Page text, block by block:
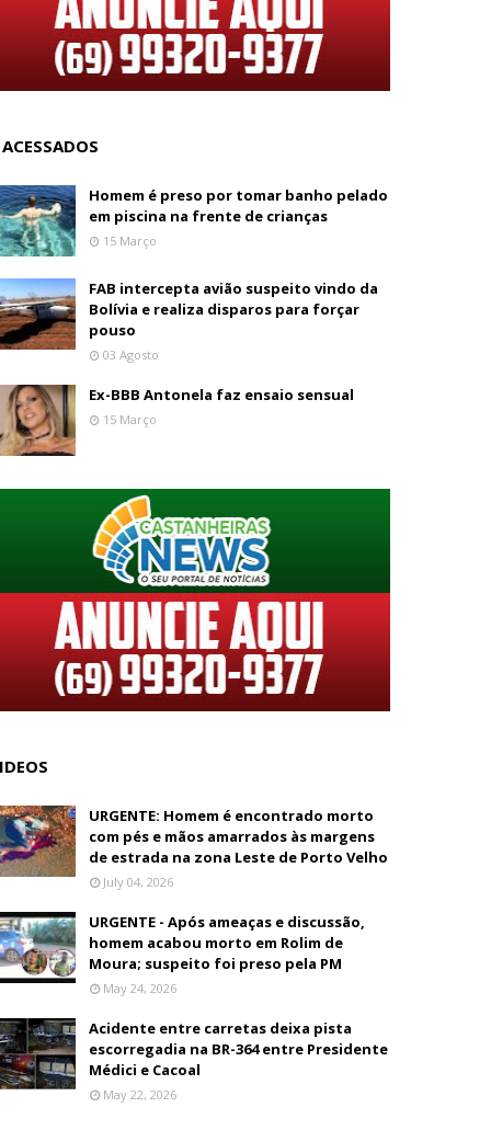
Homem é preso por tomar banho pelado
em piscina na frente de crianças
15 Março
FAB intercepta avião suspeito vindo da
Bolívia e realiza disparos para forçar
pouso
03 Agosto
Ex-BBB Antonela faz ensaio sensual
15 Março
URGENTE: Homem é encontrado morto
com pés e mãos amarrados às margens
de estrada na zona Leste de Porto Velho
July 04, 2026
URGENTE - Após ameaças e discussão,
homem acabou morto em Rolim de
Moura; suspeito foi preso pela PM
May 24, 2026
Acidente entre carretas deixa pista
escorregadia na BR-364 entre Presidente
Médici e Cacoal
May 22, 2026